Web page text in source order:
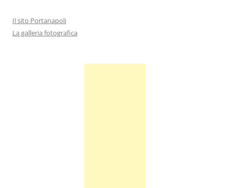
Il sito Portanapoli
La galleria fotografica